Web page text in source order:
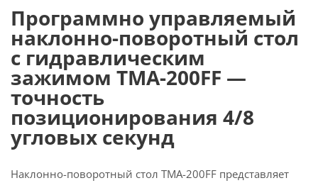
Программно управляемый
наклонно-поворотный стол
с гидравлическим
зажимом TMA-200FF —
точность
позиционирования 4/8
угловых секунд
Наклонно-поворотный стол TMA-200FF представляет